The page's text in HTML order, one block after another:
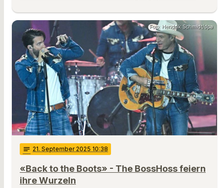
Foto: Hendrik Schmidt/dpa
notes 21. September 2025 10:38
«Back to the Boots» - The BossHoss feiern
ihre Wurzeln